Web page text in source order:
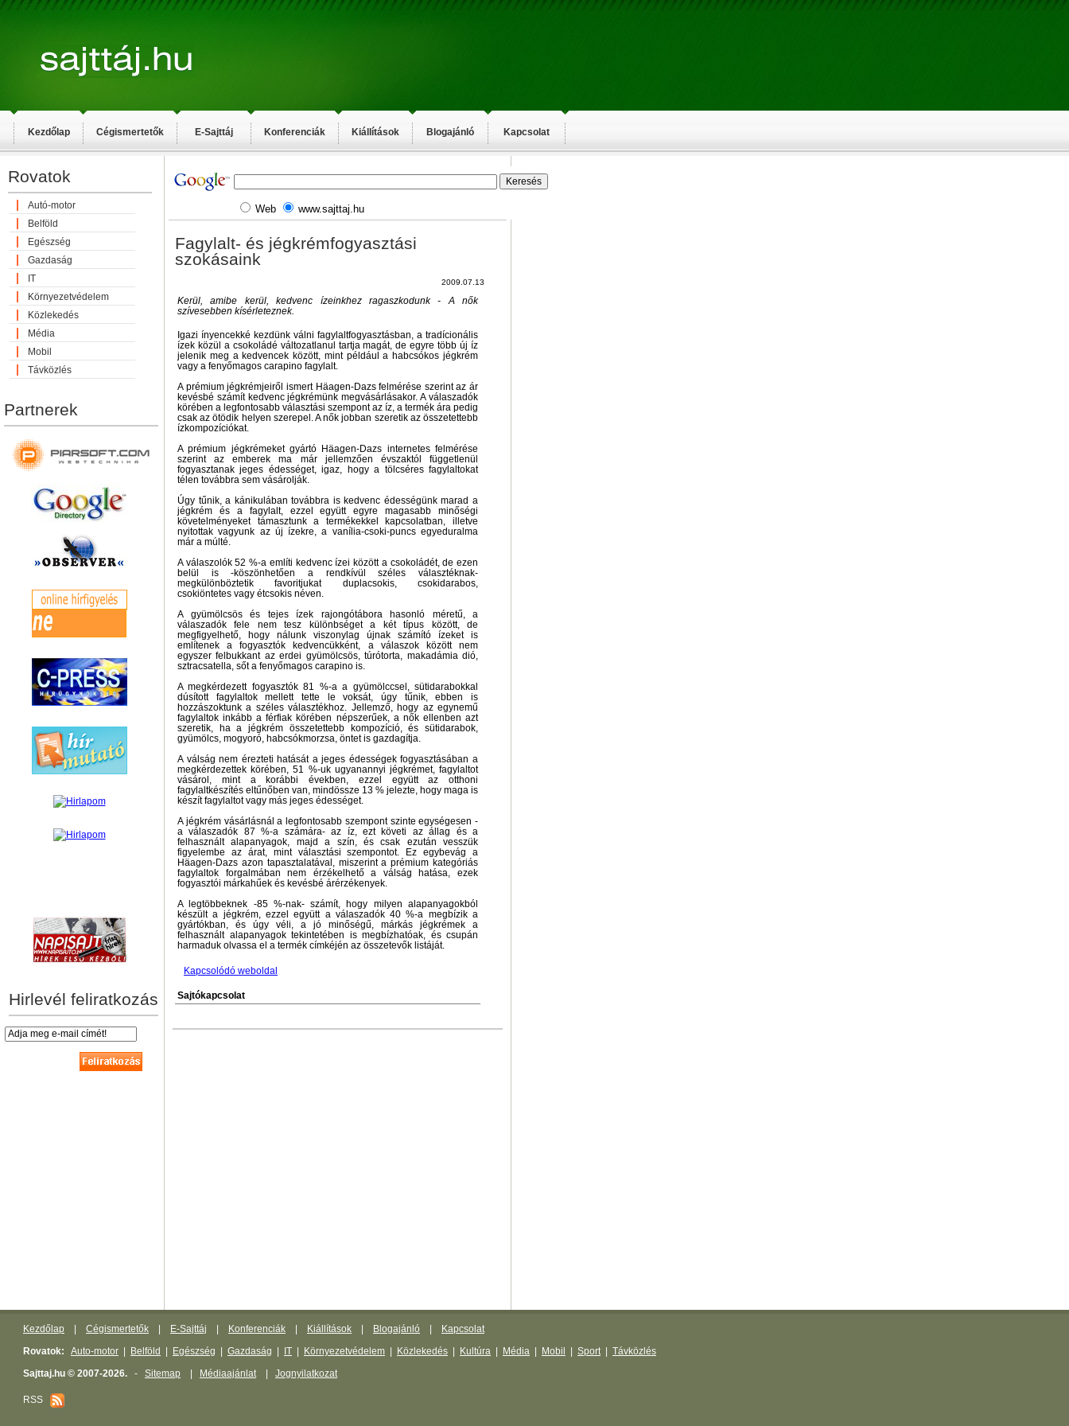
Kezdőlap Cégismertetők E-Sajttáj Konferenciák Kiállítások Blogajánló Kapcsolat
Rovatok
Autó-motor
Belföld
Egészség
Gazdaság
IT
Környezetvédelem
Közlekedés
Média
Mobil
Távközlés
Partnerek
Hirlevél feliratkozás
Web www.sajttaj.hu
Fagylalt- és jégkrémfogyasztási
szokásaink
2009.07.13
Kerül, amibe kerül, kedvenc ízeinkhez ragaszkodunk - A nők
szívesebben kísérleteznek.
Igazi ínyencekké kezdünk válni fagylaltfogyasztásban, a tradícionális
ízek közül a csokoládé változatlanul tartja magát, de egyre több új íz
jelenik meg a kedvencek között, mint például a habcsókos jégkrém
vagy a fenyőmagos carapino fagylalt.
A prémium jégkrémjeiről ismert Häagen-Dazs felmérése szerint az ár
kevésbé számít kedvenc jégkrémünk megvásárlásakor. A válaszadók
körében a legfontosabb választási szempont az íz, a termék ára pedig
csak az ötödik helyen szerepel. A nők jobban szeretik az összetettebb
ízkompozíciókat.
A prémium jégkrémeket gyártó Häagen-Dazs internetes felmérése
szerint az emberek ma már jellemzően évszaktól függetlenül
fogyasztanak jeges édességet, igaz, hogy a tölcséres fagylaltokat
télen továbbra sem vásárolják.
Úgy tűnik, a kánikulában továbbra is kedvenc édességünk marad a
jégkrém és a fagylalt, ezzel együtt egyre magasabb minőségi
követelményeket támasztunk a termékekkel kapcsolatban, illetve
nyitottak vagyunk az új ízekre, a vanília-csoki-puncs egyeduralma
már a múlté.
A válaszolók 52 %-a említi kedvenc ízei között a csokoládét, de ezen
belül is -köszönhetően a rendkívül széles választéknak-
megkülönböztetik favoritjukat duplacsokis, csokidarabos,
csokiöntetes vagy étcsokis néven.
A gyümölcsös és tejes ízek rajongótábora hasonló méretű, a
válaszadók fele nem tesz különbséget a két típus között, de
megfigyelhető, hogy nálunk viszonylag újnak számító ízeket is
említenek a fogyasztók kedvencükként, a válaszok között nem
egyszer felbukkant az erdei gyümölcsös, túrótorta, makadámia dió,
sztracsatella, sőt a fenyőmagos carapino is.
A megkérdezett fogyasztók 81 %-a a gyümölccsel, sütidarabokkal
dúsított fagylaltok mellett tette le voksát, úgy tűnik, ebben is
hozzászoktunk a széles választékhoz. Jellemző, hogy az egynemű
fagylaltok inkább a férfiak körében népszerűek, a nők ellenben azt
szeretik, ha a jégkrém összetettebb kompozíció, és sütidarabok,
gyümölcs, mogyoró, habcsókmorzsa, öntet is gazdagítja.
A válság nem érezteti hatását a jeges édességek fogyasztásában a
megkérdezettek körében, 51 %-uk ugyanannyi jégkrémet, fagylaltot
vásárol, mint a korábbi években, ezzel együtt az otthoni
fagylaltkészítés eltűnőben van, mindössze 13 % jelezte, hogy maga is
készít fagylaltot vagy más jeges édességet.
A jégkrém vásárlásnál a legfontosabb szempont szinte egységesen -
a válaszadók 87 %-a számára- az íz, ezt követi az állag és a
felhasznált alapanyagok, majd a szín, és csak ezután vesszük
figyelembe az árat, mint választási szempontot. Ez egybevág a
Häagen-Dazs azon tapasztalatával, miszerint a prémium kategóriás
fagylaltok forgalmában nem érzékelhető a válság hatása, ezek
fogyasztói márkahűek és kevésbé árérzékenyek.
A legtöbbeknek -85 %-nak- számít, hogy milyen alapanyagokból
készült a jégkrém, ezzel együtt a válaszadók 40 %-a megbízik a
gyártókban, és úgy véli, a jó minőségű, márkás jégkrémek a
felhasznált alapanyagok tekintetében is megbízhatóak, és csupán
harmaduk olvassa el a termék címkéjén az összetevők listáját.
Kapcsolódó weboldal
Sajtókapcsolat
Kezdőlap Cégismertetők E-Sajttáj Konferenciák Kiállítások Blogajánló
Kapcsolat
Rovatok:
Auto-motor Belföld Egészség Gazdaság IT Környezetvédelem Közlekedés Kultúra Média Mobil Sport| Távközlés
Sajttaj.hu © 2007-2026. - Sitemap Médiaajánlat| Jognyilatkozat
RSS